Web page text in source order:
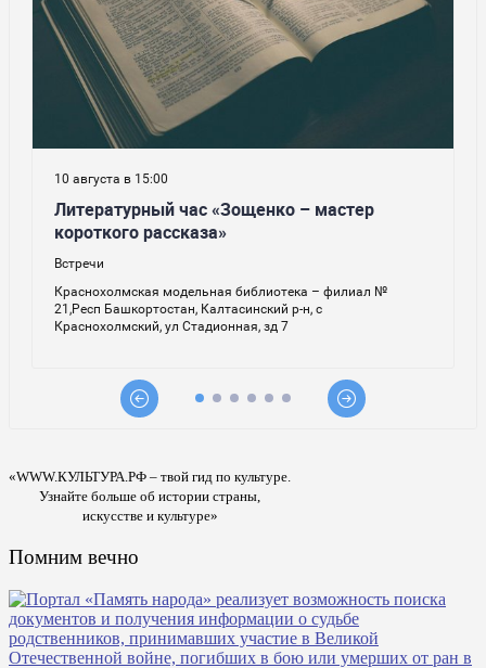
«WWW.КУЛЬТУРА.РФ – твой гид по культуре.
Узнайте больше об истории страны,
искусстве и культуре»
Помним вечно